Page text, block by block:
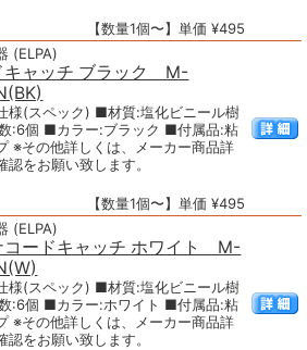
【数量1個〜】単価 ¥495
(ELPA)
キャッチ ブラック M-
様(スペック) ■材質:塩化ビニール樹
:6個 ■カラー:ブラック ■付属品:粘
※その他詳しくは、メーカー商品詳
認をお願い致します。
【数量1個〜】単価 ¥495
(ELPA)
コードキャッチ ホワイト M-
様(スペック) ■材質:塩化ビニール樹
:6個 ■カラー:ホワイト ■付属品:粘
※その他詳しくは、メーカー商品詳
認をお願い致します。